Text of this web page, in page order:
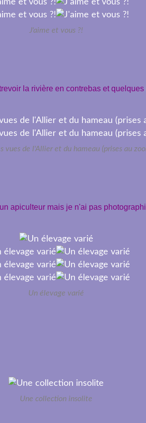
J'aime et vous ?!
la rivière en contrebas et quelques
vues de l'Allier et du hameau (prises au
apiculteur mais je n'ai pas
Un élevage varié
Une collection insolite